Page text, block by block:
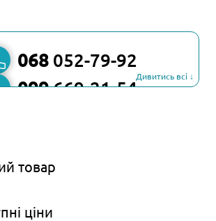
068 052-79-92
099669-21-54
Telegram
Дивитись всі ↓
товар
ціни